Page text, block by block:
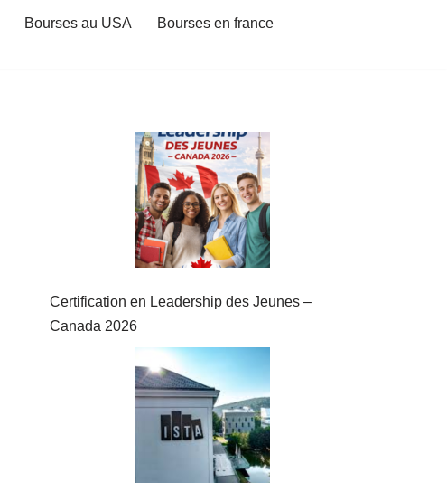
Bourses au USA
Bourses en france
Certification en Leadership des Jeunes –
Canada 2026